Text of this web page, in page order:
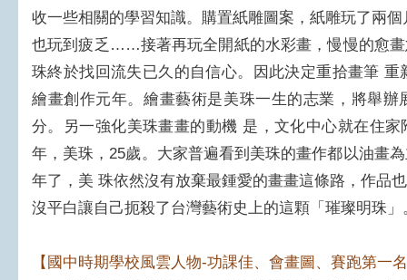
收一些相關的學習知識。購置紙雕圖案，紙雕玩了兩
也玩到疲乏……接著再玩全開紙的水彩畫，慢慢的愈
珠終於找回流失已久的自信心。因此決定重拾畫筆
繪畫創作元年。繪畫藝術是美珠一生的志業，將舉
分。另一強化美珠畫畫的動機 是，文化中心就在住
年，美珠，25歲。大家普遍看到美珠的畫作都以油畫
年了，美 珠依然沒有放棄最鍾愛的畫畫這條路，作品
沒平白讓自己扼殺了台灣藝術史上的這顆「璀璨明珠」
【國中時期學校風雲人物-功課佳、會畫圖、賽跑第一